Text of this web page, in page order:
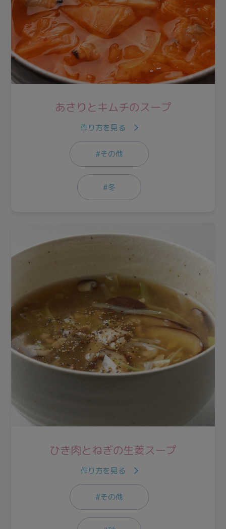
あさりとキムチのスープ
作り方を見る
#その他
#冬
ひき肉とねぎの生姜スープ
作り方を見る
#その他